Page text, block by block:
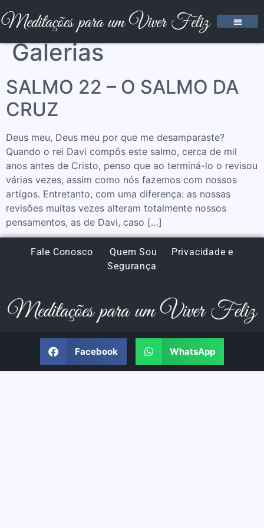
Galerias
SALMO 22 – O SALMO DA
CRUZ
Deus meu, Deus meu por que me desamparaste?
Quando o rei Davi compôs este salmo, cerca de mil
anos antes de Cristo, penso que ao terminá-lo o revisou
várias vezes, assim como nós fazemos com nossos
artigos. Entretanto, com uma diferença: as nossas
revisões muitas vezes alteram totalmente nossos
pensamentos, as de Davi, caso […]
Fale Conosco Quem Sou
Privacidade e
Segurança
Facebook WhatsApp